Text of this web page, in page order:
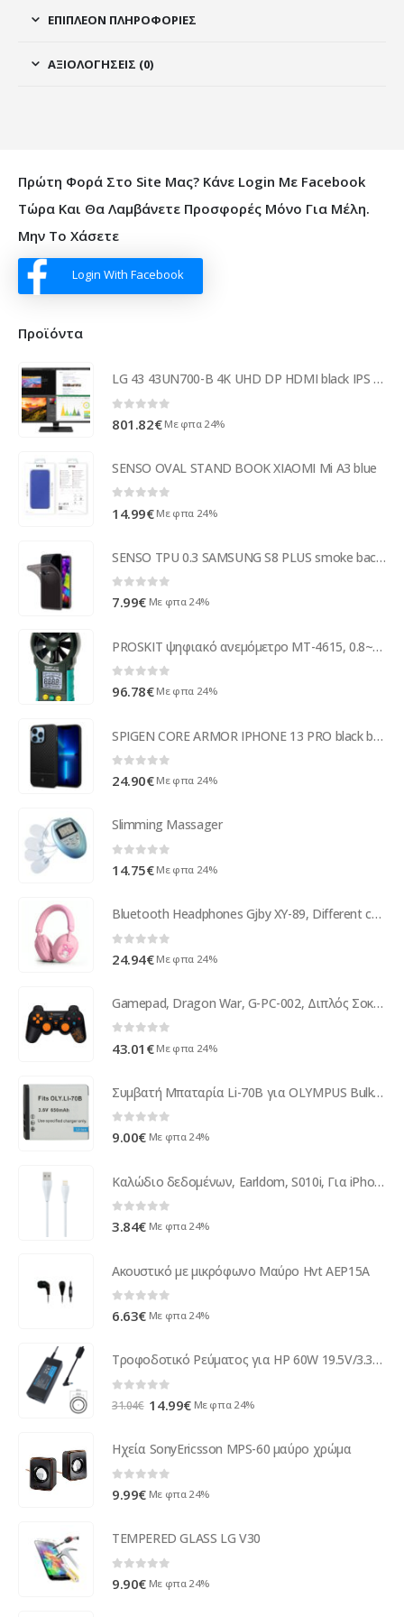
ΕΠΙΠΛΈΟΝ ΠΛΗΡΟΦΟΡΊΕΣ
ΑΞΙΟΛΟΓΉΣΕΙΣ (0)
Πρώτη Φορά Στο Site Μας? Κάνε Login Με Facebook
Τώρα Και Θα Λαμβάνετε Προσφορές Μόνο Για Μέλη.
Μην Το Χάσετε
Login With Facebook
Προϊόντα
LG 43 43UN700-B 4K UHD DP HDMI black IPS 169 43UN700-B
801.82€ Με φπα 24%
SENSO OVAL STAND BOOK XIAOMI Mi A3 blue
14.99€ Με φπα 24%
SENSO TPU 0.3 SAMSUNG S8 PLUS smoke backcover
0out of 5
7.99€ Με φπα 24%
PROSKIT ψηφιακό ανεμόμετρο MT-4615, 0.8~40m/s
0 out of 5
96.78€ Με φπα 24%
SPIGEN CORE ARMOR IPHONE 13 PRO black backcover
0 out of 5
24.90€ Με φπα 24%
Slimming Massager
0 out of 5
14.75€ Με φπα 24%
Bluetooth Headphones Gjby XY-89, Different colors - 20787
24.94€ Με φπα 24%
Gamepad, Dragon War, G-PC-002, Διπλός Σοκ, Μαύρο – 13019
43.01 € Με φπα 24%
Συμβατή Μπαταρία Li-70B για OLYMPUS Bulk 650mAh
0 out of 5
9.00€ Με φπα 24%
Καλώδιο δεδομένων, Earldom, S010i, Για iPhone 5/6/7, 0.3m, Λευκο - 14896
0 out of 5
3.84€ Με φπα 24%
Ακουστικό με μικρόφωνο Μαύρο Hvt AEP15A
0out of 5
6.63€ Με φπα 24%
Τροφοδοτικό Ρεύματος για HP 60W 19.5V/3.33A 4.5*3.0 - 295
0 out of 5
31.04€ Original
31.04€.
14.99€Η
είναι:
Με φπα 24%
Ηχεία SonyEricsson MPS-60 μαύρο χρώμα
9.99€ Με φπα 24%
TEMPERED GLASS LG V30
9.90€ Με φπα 24%